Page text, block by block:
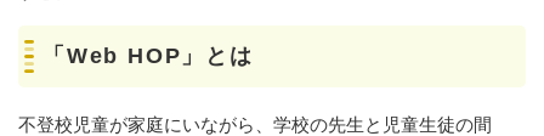
「Web HOP」とは
不登校児童が家庭にいながら、学校の先生と児童生徒の間